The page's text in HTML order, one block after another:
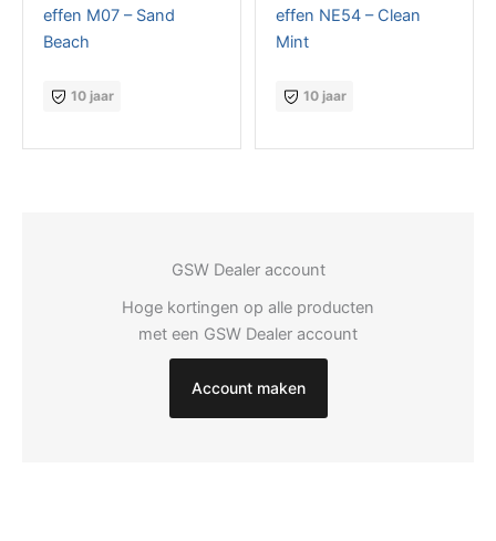
effen M07 – Sand
Beach
10 jaar
effen NE54 – Clean
Mint
10 jaar
GSW Dealer account
Hoge kortingen op alle producten
met een GSW Dealer account
Account maken